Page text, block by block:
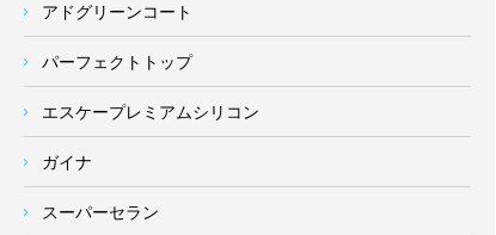
アドグリーンコート
パーフェクトトップ
エスケープレミアムシリコン
ガイナ
スーパーセラン